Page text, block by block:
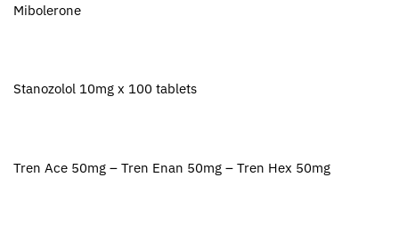
Mibolerone
Stanozolol 10mg x 100 tablets
Tren Ace 50mg – Tren Enan 50mg – Tren Hex 50mg